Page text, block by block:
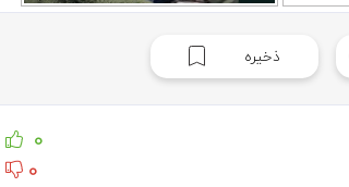
ذخیره
0
0